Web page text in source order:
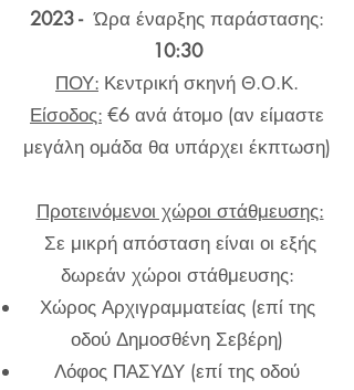
2023 -Ώρα έναρξης παράστασης:
10:30
ΠΟΥ: Κεντρική σκηνή Θ.Ο.Κ.
Είσοδος: €6 ανά άτομο (αν είμαστε
μεγάλη ομάδα θα υπάρχει έκπτωση)
Προτεινόμενοι χώροι στάθμευσης:
Σε μικρή απόσταση είναι οι εξής
δωρεάν χώροι στάθμευσης:
Χώρος Αρχιγραμματείας (επί της
οδού Δημοσθένη Σεβέρη)
Λόφος ΠΑΣΥΔΥ (επί της οδού